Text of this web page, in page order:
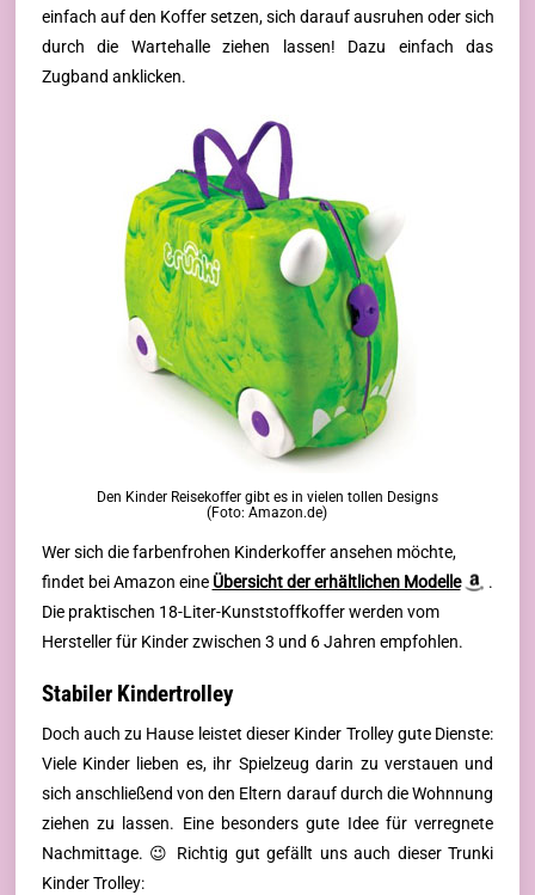
einfach auf den Koffer setzen, sich darauf ausruhen oder sich
durch die Wartehalle ziehen lassen! Dazu einfach das
Zugband anklicken.
Den Kinder Reisekoffer gibt es in vielen tollen Designs
(Foto: Amazon.de)
Wer sich die farbenfrohen Kinderkoffer ansehen möchte,
findet bei Amazon eine Übersicht der erhältlichen Modelle
.
Die praktischen 18-Liter-Kunststoffkoffer werden vom
Hersteller für Kinder zwischen 3 und 6 Jahren empfohlen.
Stabiler Kindertrolley
Doch auch zu Hause leistet dieser Kinder Trolley gute Dienste:
Viele Kinder lieben es, ihr Spielzeug darin zu verstauen und
sich anschließend von den Eltern darauf durch die Wohnnung
ziehen zu lassen. Eine besonders gute Idee für verregnete
Nachmittage. 😉 Richtig gut gefällt uns auch dieser Trunki
Kinder Trolley: